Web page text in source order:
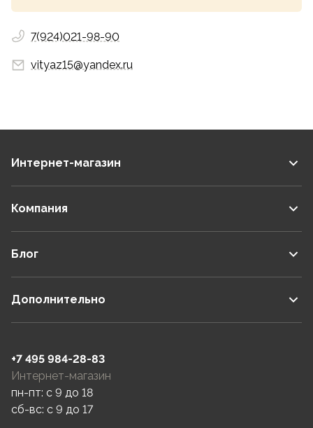
7(924)021-98-90
vityaz15@yandex.ru
Интернет-магазин
Компания
Блог
Дополнительно
+7 495 984-28-83
Интернет-магазин
пн-пт: c 9 до 18
сб-вс: c 9 до 17